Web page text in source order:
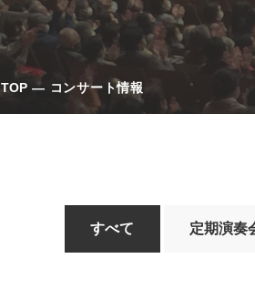
TOP コンサート情報
すべて 定期演奏